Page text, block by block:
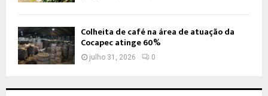
Colheita de café na área de atuação da
Cocapec atinge 60%
julho 31, 2026 0